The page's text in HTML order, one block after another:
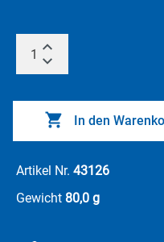
In den
Artikel Nr. 43126
Gewicht 80,0 g